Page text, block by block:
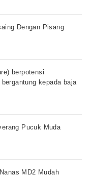
Dengan Pisang
berpotensi
kepada baja
Pucuk Muda
MD2 Mudah